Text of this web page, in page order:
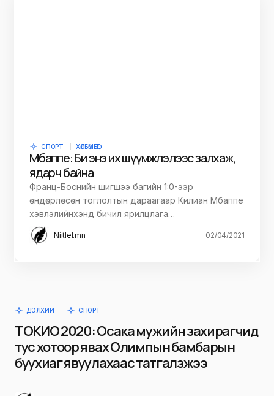
СПОРТ ХӨЛБӨМБӨГ
Мбаппе: Би энэ их шүүмжлэлээс залхаж,
ядарч байна
Франц-Боснийн шигшээ багийн 1:0-ээр
өндөрлөсөн тоглолтын дараагаар Килиан Мбаппе
хэвлэлийнхэнд бичил ярилцлага…
Niitlel.mn 02/04/2021
ДЭЛХИЙ СПОРТ
ТОКИО 2020: Осака мужийн захирагчид
тус хотоор явах Олимпын бамбарын
буухиаг явуулахаас татгалзжээ